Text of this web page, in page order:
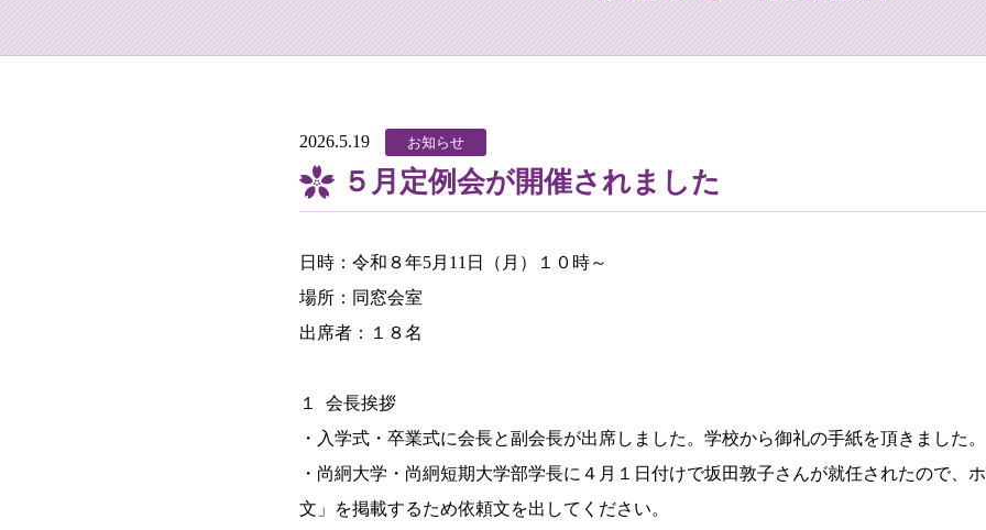
2026.5.19 お知らせ
５月定例会が開催されました
日時：令和８年5月11日（月）１０時～
場所：同窓会室
出席者：１８名
１ 会長挨拶
・入学式・卒業式に会長と副会長が出席しました。学校から御礼の手紙を頂きました。
・尚絅大学・尚絅短期大学部学長に４月１日付けで坂田敦子さんが就任されたので、
文」を掲載するため依頼文を出してください。